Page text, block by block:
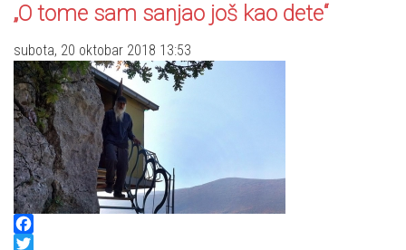
„O tome sam sanjao još kao dete“
subota, 20 oktobar 2018 13:53
Facebook